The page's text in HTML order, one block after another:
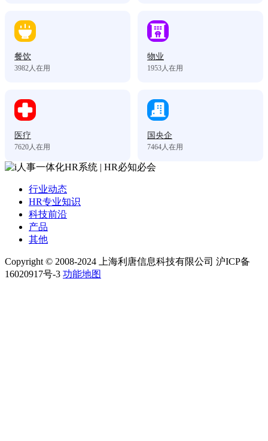
餐饮
3982 人在用
物业
1953 人在用
医疗
7620 人在用
国央企
7464 人在用
行业动态
HR专业知识
科技前沿
产品
其他
Copyright © 2008-2024 上海利唐信息科技有限公司 沪ICP备
16020917号-3 功能地图